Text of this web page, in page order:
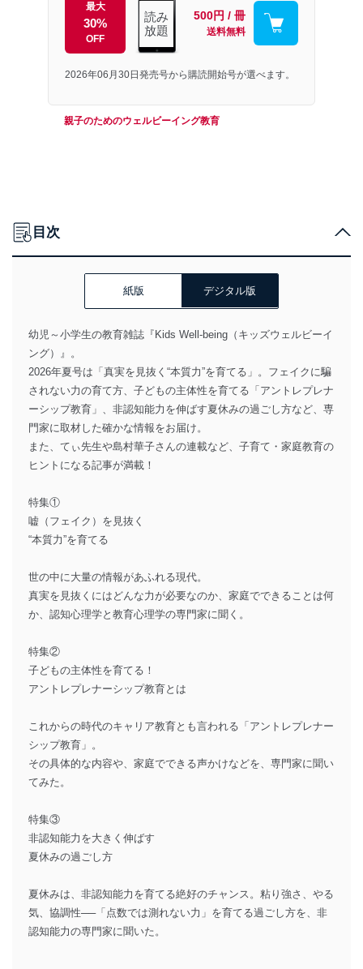
最大
30%
OFF
読み
放題
500円 / 冊
送料無料
2026年06月30日発売号から購読開始号が選べます。
親子のためのウェルビーイング教育
目次
紙版 デジタル版
幼児～小学生の教育雑誌『Kids Well-being（キッズウェルビーイ
ング）』。
2026年夏号は「真実を見抜く“本質力”を育てる」。フェイクに騙
されない力の育て方、子どもの主体性を育てる「アントレプレナ
ーシップ教育」、非認知能力を伸ばす夏休みの過ごし方など、専
門家に取材した確かな情報をお届け。
また、てぃ先生や島村華子さんの連載など、子育て・家庭教育の
ヒントになる記事が満載！
特集①
嘘（フェイク）を見抜く
“本質力”を育てる
世の中に大量の情報があふれる現代。
真実を見抜くにはどんな力が必要なのか、家庭でできることは何
か、認知心理学と教育心理学の専門家に聞く。
特集②
子どもの主体性を育てる！
アントレプレナーシップ教育とは
これからの時代のキャリア教育とも言われる「アントレプレナー
シップ教育」。
その具体的な内容や、家庭でできる声かけなどを、専門家に聞い
てみた。
特集③
非認知能力を大きく伸ばす
夏休みの過ごし方
夏休みは、非認知能力を育てる絶好のチャンス。粘り強さ、やる
気、協調性──「点数では測れない力」を育てる過ごし方を、非
認知能力の専門家に聞いた。